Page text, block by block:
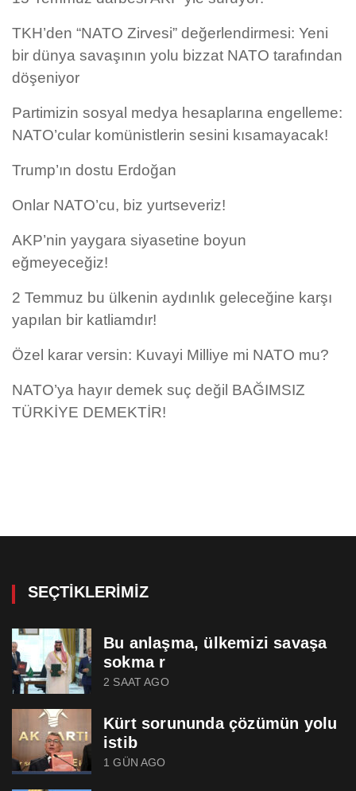
TKH’den “NATO Zirvesi” değerlendirmesi: Yeni
bir dünya savaşının yolu bizzat NATO tarafından
döşeniyor
Partimizin sosyal medya hesaplarına engelleme:
NATO’cular komünistlerin sesini kısamayacak!
Trump’ın dostu Erdoğan
Onlar NATO’cu, biz yurtseveriz!
AKP’nin yaygara siyasetine boyun
eğmeyeceğiz!
2 Temmuz bu ülkenin aydınlık geleceğine karşı
yapılan bir katliamdır!
Özel karar versin: Kuvayi Milliye mi NATO mu?
NATO’ya hayır demek suç değil BAĞIMSIZ
TÜRKİYE DEMEKTİR!
SEÇTIKLERIMIZ
Bu anlaşma, ülkemizi savaşa
sokma r
2 SAAT AGO
Kürt sorununda çözümün yolu
istib
1 GÜN AGO